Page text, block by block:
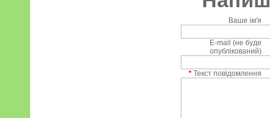
Ваше ім'я
E-mail (не буде
опублікований)
* Текст повідомлення